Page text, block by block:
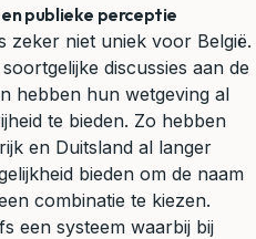
publieke perceptie
zeker niet uniek voor België.
discussies aan de
hebben hun wetgeving al
te bieden. Zo hebben
en Duitsland al langer
bieden om de naam
combinatie te kiezen.
een systeem waarbij bij